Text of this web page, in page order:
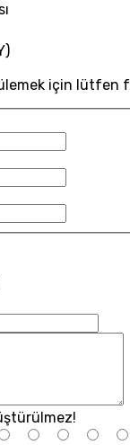
için lütfen